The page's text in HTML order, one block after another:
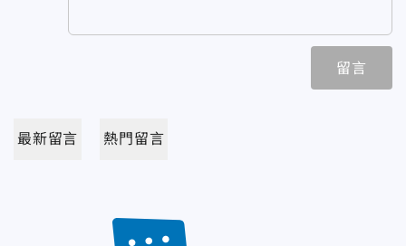
留言
最新留言 熱門留言